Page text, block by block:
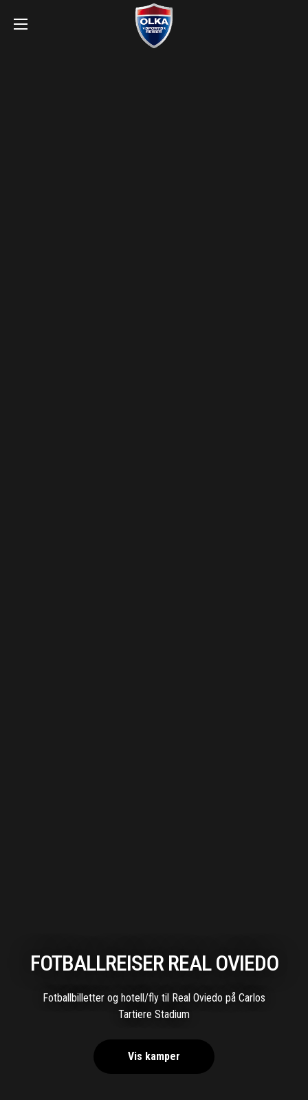
FOTBALLREISER REAL OVIEDO
Fotballbilletter og hotell/fly til Real Oviedo på Carlos
Tartiere Stadium
Vis kamper